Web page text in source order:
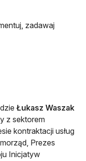
zadawaj
się w nowej karcie
Łukasz Waszak
z sektorem
kontraktacji usług
Prezes
Inicjatyw